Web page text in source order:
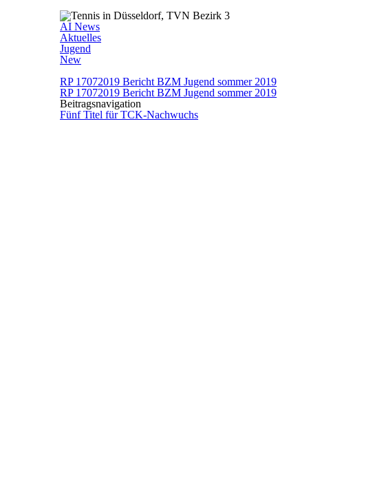
AI News
Aktuelles
Jugend
New
RP 17072019 Bericht BZM Jugend sommer 2019
RP 17072019 Bericht BZM Jugend sommer 2019
Beitragsnavigation
Fünf Titel für TCK-Nachwuchs